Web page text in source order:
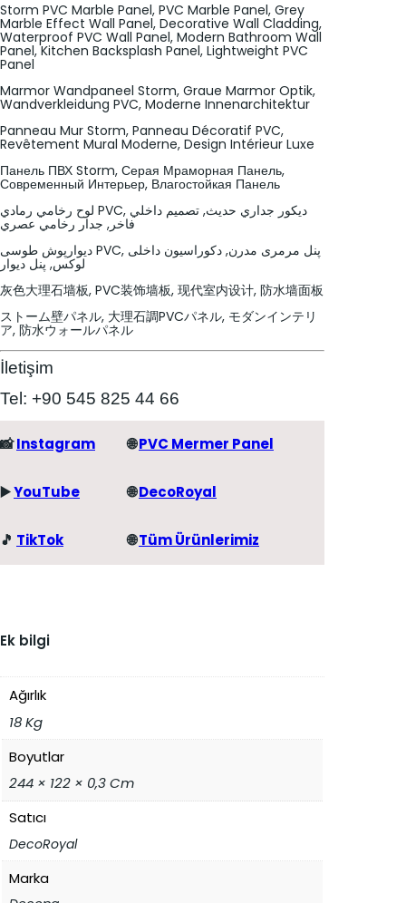
Storm PVC Marble Panel, PVC Marble Panel, Grey
Marble Effect Wall Panel, Decorative Wall Cladding,
Waterproof PVC Wall Panel, Modern Bathroom Wall
Panel, Kitchen Backsplash Panel, Lightweight PVC
Panel
Marmor Wandpaneel Storm, Graue Marmor Optik,
Wandverkleidung PVC, Moderne Innenarchitektur
Panneau Mur Storm, Panneau Décoratif PVC,
Revêtement Mural Moderne, Design Intérieur Luxe
Панель ПВХ Storm, Серая Мраморная Панель,
Современный Интерьер, Влагостойкая Панель
لوح رخامي رمادي PVC, ديكور جداري حديث, تصميم داخلي
فاخر, جدار رخامي عصري
دیوارپوش طوسی PVC, پنل مرمری مدرن, دکوراسیون داخلی
لوکس, پنل دیوار
灰色大理石墙板, PVC装饰墙板, 现代室内设计, 防水墙面板
ストーム壁パネル, 大理石調PVCパネル, モダンインテリ
ア, 防水ウォールパネル
İletişim
Tel: +90 545 825 44 66
📸Instagram 🌐PVC Mermer Panel
▶️YouTube 🌐DecoRoyal
🎵 TikTok 🌐Tüm Ürünlerimiz
Ek bilgi
Ağırlık
18 Kg
Boyutlar
244 × 122 × 0,3 Cm
Satıcı
DecoRoyal
Marka